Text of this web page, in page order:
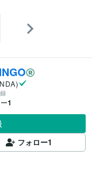
1
フォロー1